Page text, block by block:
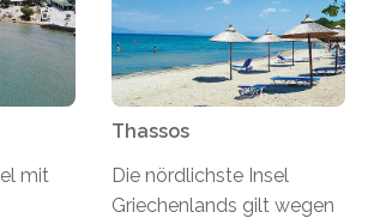
mit
Thassos
Die nördlichste Insel
Griechenlands gilt wegen